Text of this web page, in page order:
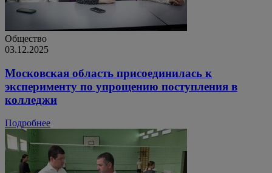
Общество
03.12.2025
Московская область присоединилась к
эксперименту по упрощению поступления в
колледжи
Подробнее